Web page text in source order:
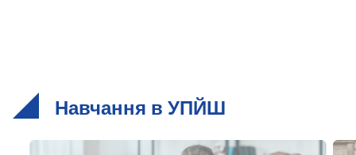
Навчання в УПЙШ